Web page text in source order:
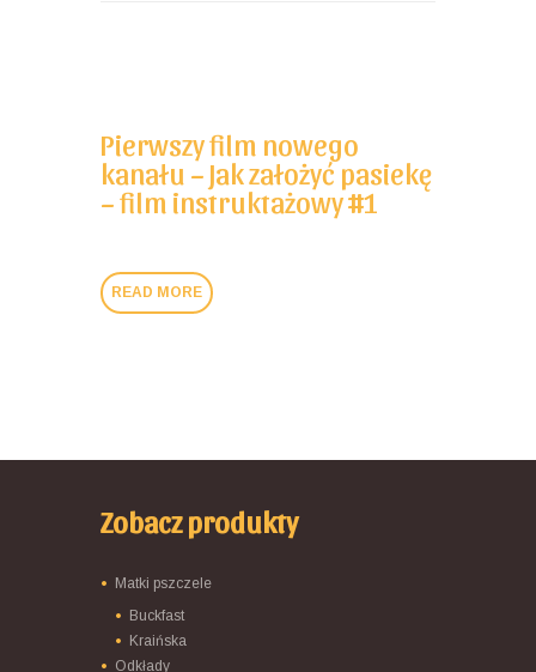
Pierwszy film nowego
kanału – Jak założyć pasiekę
– film instruktażowy #1
READ MORE
Zobacz produkty
Matki pszczele
Buckfast
Kraińska
Odkłady